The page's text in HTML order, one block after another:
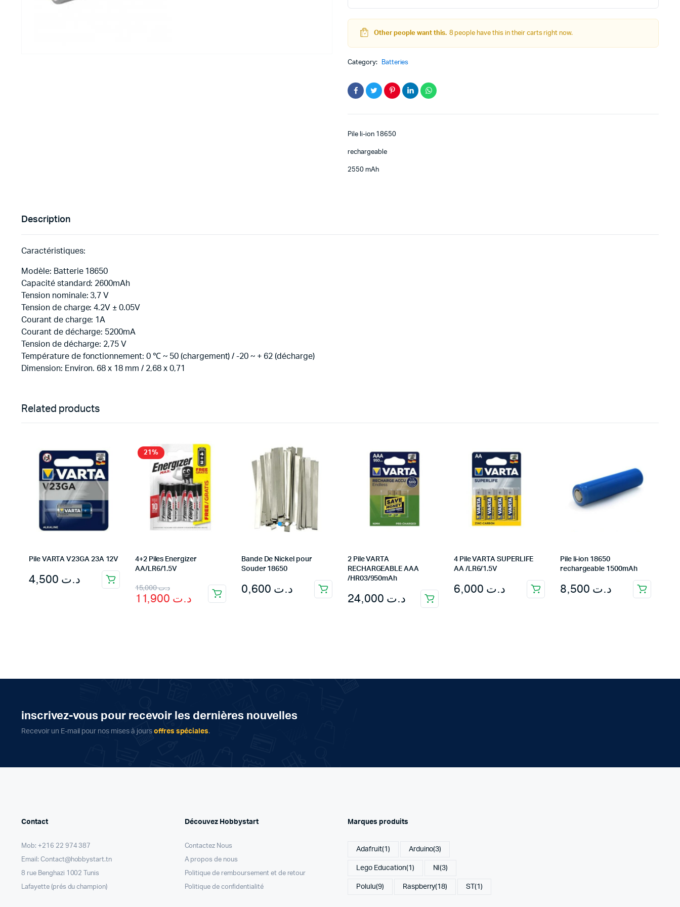
Lego Education
Pack Arduino – raspberry pi
18650
mAh
quantity
Other people want this. 8 people have this in their carts right now.
Category: Batteries
Pile li-ion 18650
rechargeable
2550 mAh
Description
Caractéristiques:
Modèle: Batterie 18650
Capacité standard: 2600mAh
Tension nominale: 3,7 V
Tension de charge: 4.2V ± 0.05V
Courant de charge: 1A
Courant de décharge: 5200mA
Tension de décharge: 2,75 V
Température de fonctionnement: 0 ℃ ~ 50 (chargement) / -20 ~ + 62 (décharge)
Dimension: Environ. 68 x 18 mm / 2,68 x 0,71
Related products
Pile VARTA V23GA 23A 12V
د.ت
21%
4+2 Piles Energizer
AA/LR6/1.5V
د.ت15,000
Original
price
د.ت
Current
price
Bande De Nickel pour
Souder 18650
د.ت
2 Pile VARTA
RECHARGEABLE AAA
/HR03/950mAh
د.ت
4 Pile VARTA SUPERLIFE
AA /LR6/1.5V
د.ت
Pile li-ion 18650
rechargeable 1500mAh
د.ت
inscrivez-vous pour recevoir les dernières nouvelles
Recevoir un E-mail pour nos mises à jours offres spéciales.
Contact
Mob: +216 22 974 387
Email: Contact@hobbystart.tn
8 rue Benghazi 1002 Tunis
Lafayette (prés du champion)
Découvez Hobbystart
Contactez Nous
A propos de nous
Politique de remboursement et de retour
Politique de confidentialité
Marques produits
Adafruit(1) Arduino(3)
Lego Education(1) NI(3)
Polulu(9) Raspberry(18) ST(1)